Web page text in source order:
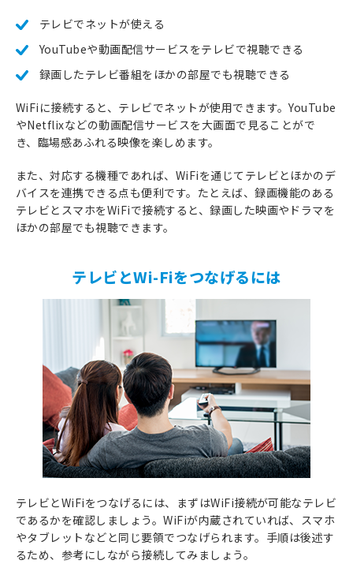
テレビでネットが使える
YouTubeや動画配信サービスをテレビで視聴できる
録画したテレビ番組をほかの部屋でも視聴できる
WiFiに接続すると、テレビでネットが使用できます。YouTube
やNetflixなどの動画配信サービスを大画面で見ることがで
き、臨場感あふれる映像を楽しめます。
また、対応する機種であれば、WiFiを通じてテレビとほかのデ
バイスを連携できる点も便利です。たとえば、録画機能のある
テレビとスマホをWiFiで接続すると、録画した映画やドラマを
ほかの部屋でも視聴できます。
テレビとWi-Fiをつなげるには
テレビとWiFiをつなげるには、まずはWiFi接続が可能なテレビ
であるかを確認しましょう。WiFiが内蔵されていれば、スマホ
やタブレットなどと同じ要領でつなげられます。手順は後述す
るため、参考にしながら接続してみましょう。